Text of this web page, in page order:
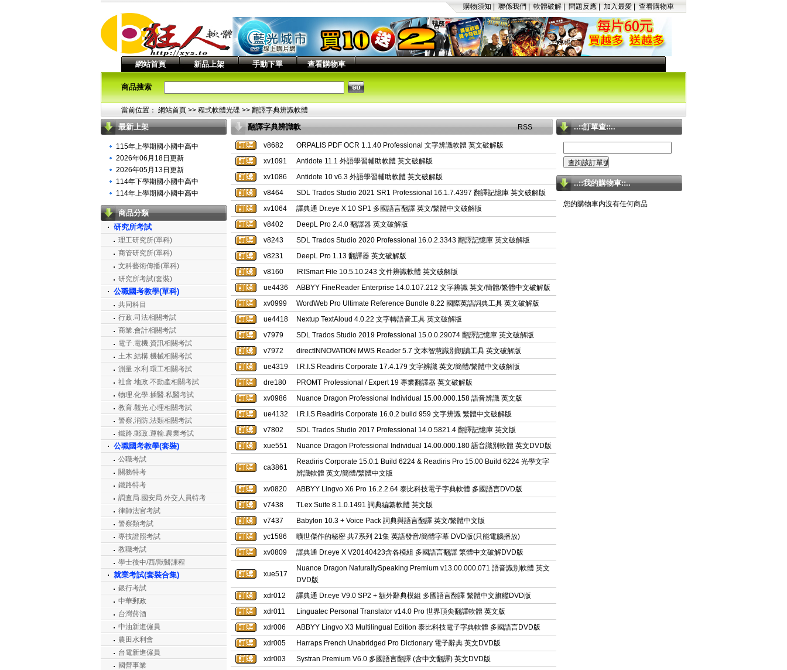
購物須知 聯係我們 軟體破解 問題反應 加入最愛 查看購物車
網站首頁 新品上架 手動下單 查看購物車
商品搜索
當前位置： 網站首頁 >> 程式軟體光碟 >> 翻譯字典辨識軟體
最新上架
115年上學期國小國中高中
2026年06月18日更新
2026年05月13日更新
114年下學期國小國中高中
114年上學期國小國中高中
商品分類
研究所考試
理工研究所(單科)
商管研究所(單科)
文科藝術傳播(單科)
研究所考試(套裝)
公職國考教學(單科)
共同科目
行政.司法相關考試
商業.會計相關考試
電子.電機.資訊相關考試
土木.結構.機械相關考試
測量.水利.環工相關考試
社會.地政.不動產相關考試
物理.化學.插醫.私醫考試
教育.觀光.心理相關考試
警察,消防,法類相關考試
鐵路.郵政.運輸.農業考試
公職國考教學(套裝)
公職考試
關務特考
鐵路特考
調查局.國安局.外交人員特考
律師法官考試
警察類考試
專技證照考試
教職考試
學士後中/西/獸醫課程
就業考試(套裝合集)
銀行考試
中華郵政
台灣菸酒
中油新進僱員
農田水利會
台電新進僱員
國營事業
翻譯字典辨識軟
體列表
RSS
v8682
ORPALIS PDF OCR 1.1.40 Professional 文字辨識軟體 英文破解版
xv1091
Antidote 11.1 外語學習輔助軟體 英文破解版
xv1086
Antidote 10 v6.3 外語學習輔助軟體 英文破解版
v8464
SDL Trados Studio 2021 SR1 Professional 16.1.7.4397 翻譯記憶庫 英文破解版
xv1064
譯典通 Dr.eye X 10 SP1 多國語言翻譯 英文/繁體中文破解版
v8402
DeepL Pro 2.4.0 翻譯器 英文破解版
v8243
SDL Trados Studio 2020 Professional 16.0.2.3343 翻譯記憶庫 英文破解版
v8231
DeepL Pro 1.13 翻譯器 英文破解版
v8160
IRISmart File 10.5.10.243 文件辨識軟體 英文破解版
ue4436
ABBYY FineReader Enterprise 14.0.107.212 文字辨識 英文/簡體/繁體中文破解版
xv0999
WordWeb Pro Ultimate Reference Bundle 8.22 國際英語詞典工具 英文破解版
ue4418
Nextup TextAloud 4.0.22 文字轉語音工具 英文破解版
v7979
SDL Trados Studio 2019 Professional 15.0.0.29074 翻譯記憶庫 英文破解版
v7972
directINNOVATION MWS Reader 5.7 文本智慧識別朗讀工具 英文破解版
ue4319
I.R.I.S Readiris Corporate 17.4.179 文字辨識 英文/簡體/繁體中文破解版
dre180
PROMT Professional / Expert 19 專業翻譯器 英文破解版
xv0986
Nuance Dragon Professional Individual 15.00.000.158 語音辨識 英文版
ue4132
I.R.I.S Readiris Corporate 16.0.2 build 959 文字辨識 繁體中文破解版
v7802
SDL Trados Studio 2017 Professional 14.0.5821.4 翻譯記憶庫 英文版
xue551
Nuance Dragon Professional Individual 14.00.000.180 語音識別軟體 英文DVD版
ca3861
Readiris Corporate 15.0.1 Build 6224 & Readiris Pro 15.00 Build 6224 光學文字
辨識軟體 英文/簡體/繁體中文版
xv0820
ABBYY Lingvo X6 Pro 16.2.2.64 泰比科技電子字典軟體 多國語言DVD版
v7438
TLex Suite 8.1.0.1491 詞典編纂軟體 英文版
v7437
Babylon 10.3 + Voice Pack 詞典與語言翻譯 英文/繁體中文版
yc1586
曠世傑作的秘密 共7系列 21集 英語發音/簡體字幕 DVD版(只能電腦播放)
xv0809
譯典通 Dr.eye X V20140423含各模組 多國語言翻譯 繁體中文破解DVD版
xue517
Nuance Dragon NaturallySpeaking Premium v13.00.000.071 語音識別軟體 英文
DVD版
xdr012
譯典通 Dr.eye V9.0 SP2 + 額外辭典模組 多國語言翻譯 繁體中文旗艦DVD版
xdr011
Linguatec Personal Translator v14.0 Pro 世界頂尖翻譯軟體 英文版
xdr006
ABBYY Lingvo X3 Multilingual Edition 泰比科技電子字典軟體 多國語言DVD版
xdr005
Harraps French Unabridged Pro Dictionary 電子辭典 英文DVD版
xdr003
Systran Premium V6.0 多國語言翻譯 (含中文翻譯) 英文DVD版
..::訂單查::..
..::我的購物車::..
您的購物車内沒有任何商品